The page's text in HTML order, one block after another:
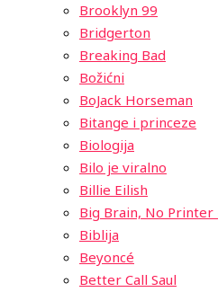
Brooklyn 99
Bridgerton
Breaking Bad
Božićni
BoJack Horseman
Bitange i princeze
Biologija
Bilo je viralno
Billie Eilish
Big Brain, No Printer
Biblija
Beyoncé
Better Call Saul